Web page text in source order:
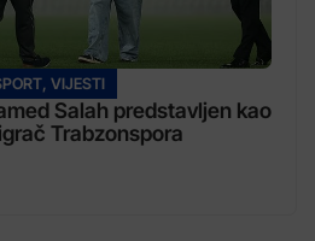
, VIJESTI
Salah predstavljen kao
Trabzonspora